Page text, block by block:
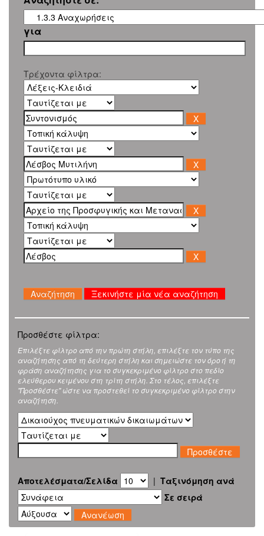
για
Τρέχοντα φίλτρα:
Ξεκινήστε μία νέα αναζήτηση
Προσθέστε φίλτρα:
Επιλέξτε φίλτρο από την πρώτη στήλη, επιλέξτε τον τύπο της
αναζήτησης από τη δεύτερη στήλη και σημειώστε τον όρο ή τη
φράση αναζήτησης για το συγκεκριμένο φίλτρο στο πεδίο
ελεύθερου κειμένου στη τρίτη στήλη. Στο τέλος, επιλέξτε
"Προσθέστε" ώστε να προστεθεί το συγκεκριμένο φίλτρο στην
αναζήτηση.
Αποτελέσματα/Σελίδα | Ταξινόμηση ανά
Σε σειρά